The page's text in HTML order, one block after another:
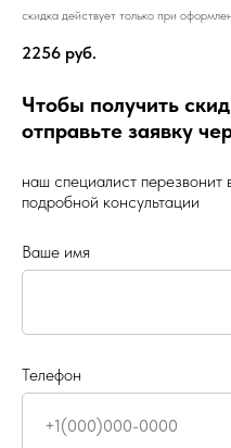
скидка действует только при
2256 руб.
Чтобы получить
отправьте заявку
наш специалист
подробной консультации
Ваше имя
Телефон